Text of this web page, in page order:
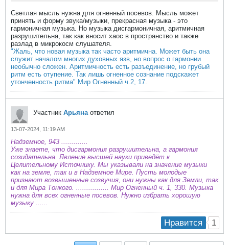
Светлая мысль нужна для огненный посевов. Мысль может
принять и форму звука/музыки, прекрасная музыка - это
гармоничная музыка. Но музыка дисгармоничная, аритмичная
разрушительна, так как вносит хаос в пространство и также
разлад в микрокосм слушателя.
"Жаль, что новая музыка так часто аритмична. Может быть она
служит началом многих духовных язв, но вопрос о гармонии
необычно сложен. Аритмичность есть разъединение, но грубый
ритм есть отупение. Так лишь огненное сознание подскажет
утонченность ритма" Мир Огненный ч.2​, 17.
Участник Арьяна ответил
13-07-2024, 11:19 AM
Надземное, 943 .............
Уже знаете, что дисгармония разрушительна, а гармония
созидательна. Явление высшей науки приведёт к
Целительному Источнику. Мы указывали на значение музыки
как на земле, так и в Надземное Мире. Пусть молодые
признают возвышенные созвучия, они нужны как для Земли, так
и для Мира Тонкого. ................ Мир Огненный ч. 1, 330. Музыка
нужна для всех огненные посевов. Нужно избрать хорошую
музыку ......
Нравится 1